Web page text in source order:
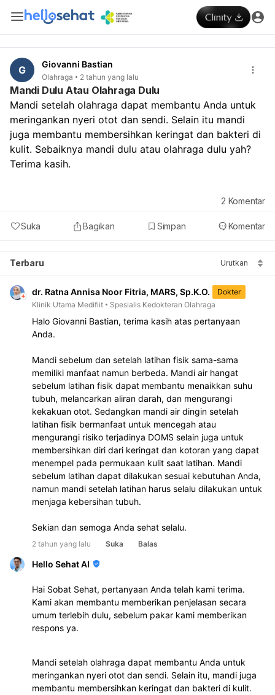
G Giovanni Bastian
Olahraga 2 tahun yang lalu
Mandi Dulu Atau Olahraga Dulu
Mandi setelah olahraga dapat membantu Anda untuk
meringankan nyeri otot dan sendi. Selain itu mandi
juga membantu membersihkan keringat dan bakteri di
kulit. Sebaiknya mandi dulu atau olahraga dulu yah?
Terima kasih.
Suka Bagikan Simpan Komentar
2 Komentar
Terbaru Urutkan
dr. Ratna Annisa Noor Fitria, MARS, Sp.K.O.
Dokter
Klinik Utama Medifiit
Spesialis Kedokteran Olahraga
Halo Giovanni Bastian, terima kasih atas pertanyaan
Anda.
Mandi sebelum dan setelah latihan fisik sama-sama
memiliki manfaat namun berbeda. Mandi air hangat
sebelum latihan fisik dapat membantu menaikkan suhu
tubuh, melancarkan aliran darah, dan mengurangi
kekakuan otot. Sedangkan mandi air dingin setelah
latihan fisik bermanfaat untuk mencegah atau
mengurangi risiko terjadinya DOMS selain juga untuk
membersihkan diri dari keringat dan kotoran yang dapat
menempel pada permukaan kulit saat latihan. Mandi
sebelum latihan dapat dilakukan sesuai kebutuhan Anda,
namun mandi setelah latihan harus selalu dilakukan untuk
menjaga kebersihan tubuh.
Sekian dan semoga Anda sehat selalu.
2 tahun yang lalu Suka Balas
Hello Sehat AI
Hai Sobat Sehat, pertanyaan Anda telah kami terima.
Kami akan membantu memberikan penjelasan secara
umum terlebih dulu, sebelum pakar kami memberikan
respons ya.
Mandi setelah olahraga dapat membantu Anda untuk
meringankan nyeri otot dan sendi. Selain itu, mandi juga
membantu membersihkan keringat dan bakteri di kulit.